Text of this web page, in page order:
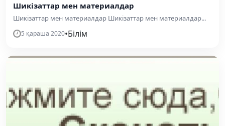
Шикізаттар мен материалдар
Шикізаттар мен материалдар Шикізаттар мен материалдар...
5 қараша 2020•Білім